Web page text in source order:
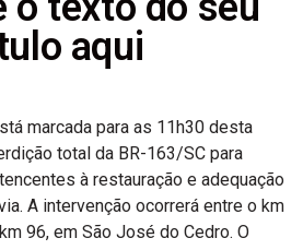
aqui
marcada para as 11h30 desta
total da BR-163/SC para
à restauração e adequação
A intervenção ocorrerá entre o km
96, em São José do Cedro. O